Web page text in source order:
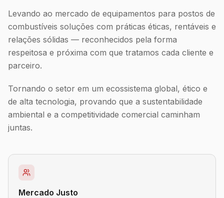
Levando ao mercado de equipamentos para postos de
combustíveis soluções com práticas éticas, rentáveis e
relações sólidas — reconhecidos pela forma
respeitosa e próxima com que tratamos cada cliente e
parceiro.
Tornando o setor em um ecossistema global, ético e
de alta tecnologia, provando que a sustentabilidade
ambiental e a competitividade comercial caminham
juntas.
Mercado Justo